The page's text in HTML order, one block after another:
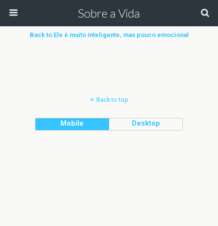
Sobre a Vida
Back to Ele é muito inteligente, mas pouco emocional
Back to top
Mobile Desktop